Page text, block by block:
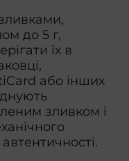
до 5 г,
їх в
або інших
зливком і